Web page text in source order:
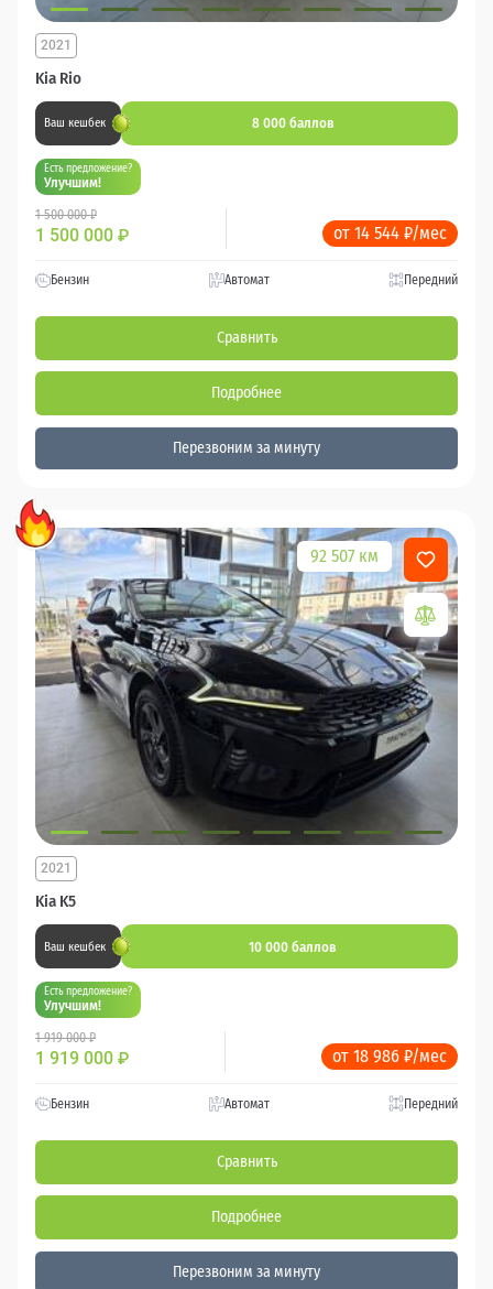
Kia Rio
2021
Ваш кешбек 8 000 баллов
Есть предложение?
Улучшим!
1 500 000 ₽
1 500 000 ₽ от 14 544 ₽/мес
Бензин Автомат Передний
Сравнить
Подробнее
Перезвоним за минуту
92 507 км
Kia K5
2021
Ваш кешбек 10 000 баллов
Есть предложение?
Улучшим!
1 919 000 ₽
1 919 000 ₽ от 18 986 ₽/мес
Бензин Автомат Передний
Сравнить
Подробнее
Перезвоним за минуту